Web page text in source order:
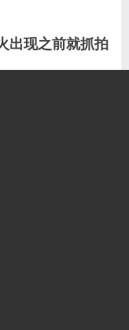
出现之前就抓拍